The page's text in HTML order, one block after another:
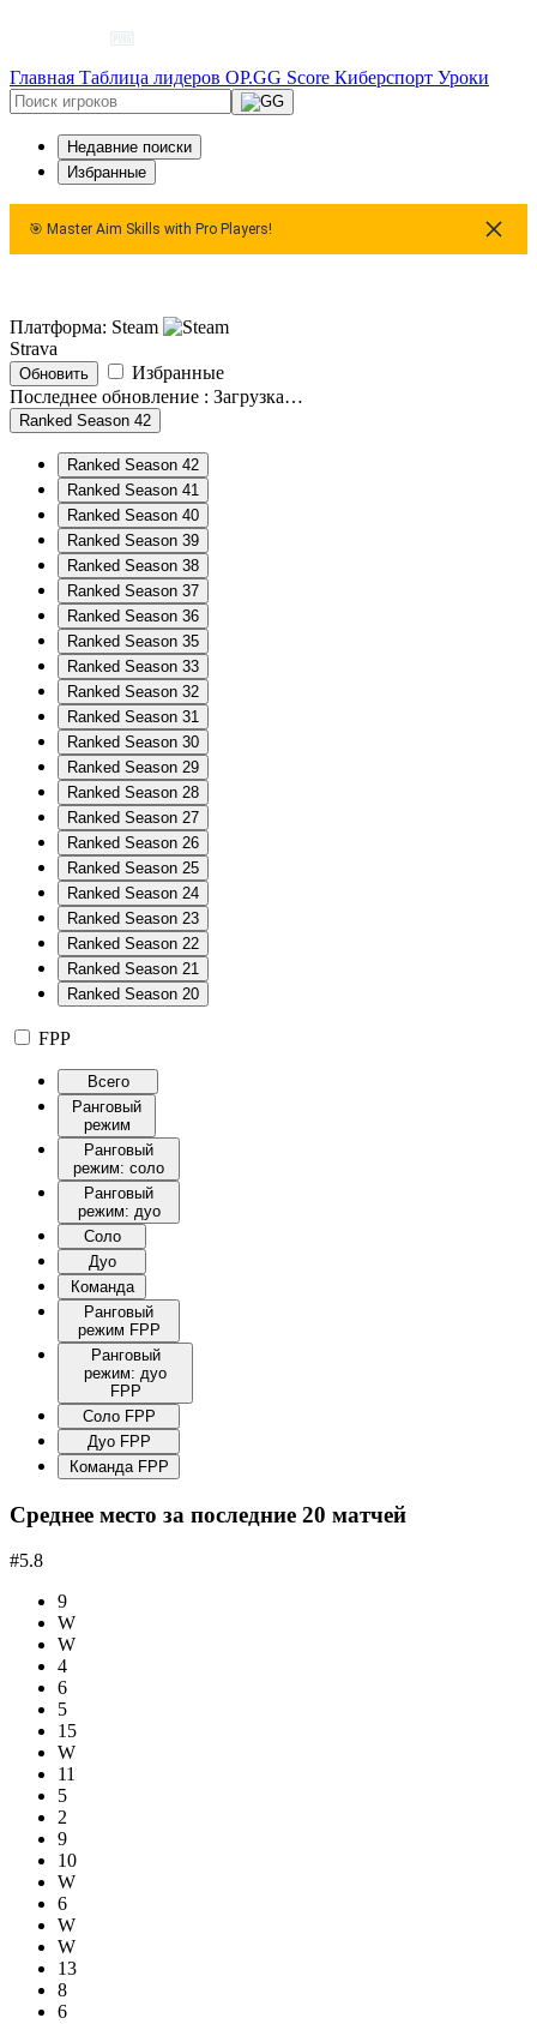
Главная Таблица лидеров OP.GG Score Киберспорт Уроки
Недавние поиски
Избранные
🎯 Master Aim Skills with Pro Players!
Платформа: Steam
Strava
Обновить
Избранные
Последнее обновление : Загрузка…
Ranked Season 42
Ranked Season 42
Ranked Season 41
Ranked Season 40
Ranked Season 39
Ranked Season 38
Ranked Season 37
Ranked Season 36
Ranked Season 35
Ranked Season 33
Ranked Season 32
Ranked Season 31
Ranked Season 30
Ranked Season 29
Ranked Season 28
Ranked Season 27
Ranked Season 26
Ranked Season 25
Ranked Season 24
Ranked Season 23
Ranked Season 22
Ranked Season 21
Ranked Season 20
FPP
Всего
Ранговый
режим
Ранговый
режим: соло
Ранговый
режим: дуо
Соло
Дуо
Команда
Ранговый
режим FPP
Ранговый
режим: дуо
FPP
Соло FPP
Дуо FPP
Команда FPP
Среднее место за последние 20 матчей
#5.8
9
W
W
4
6
5
15
W
11
5
2
9
10
W
6
W
W
13
8
6